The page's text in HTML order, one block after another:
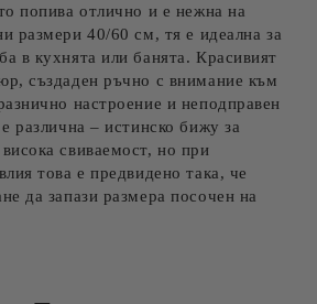
попива отлично и е нежна на
размери 40/60 см, тя е идеална за
в кухнята или банята. Красивият
създаден ръчно с внимание към
настроение и неподправен
различна – истинско бижу за
свиваемост, но при
това е предвидено така, че
да запази размера посочен на